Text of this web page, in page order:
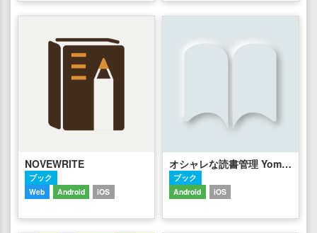
NOVEWRITE
ブック
Web
Android iOS
オシャレな読書管理 Yomoo
ブック
Android
iOS